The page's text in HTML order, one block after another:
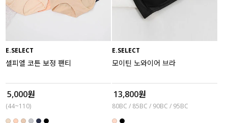
E.SELECT
셀피엘 코튼 보정 팬티
5,000원
(44~110)
E.SELECT
모이틴 노와이어 브라
13,800원
80BC / 85BC / 90BC / 95BC